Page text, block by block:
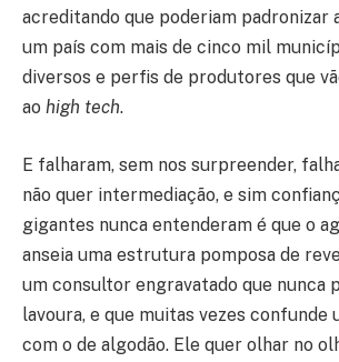
acreditando que poderiam padronizar
um país com mais de cinco mil
diversos e perfis de produtores que
ao high tech.
E falharam, sem nos surpreender,
não quer intermediação, e sim
gigantes nunca entenderam é que o
anseia uma estrutura pomposa de
um consultor engravatado que nunca
lavoura, e que muitas vezes confunde
com o de algodão. Ele quer olhar no